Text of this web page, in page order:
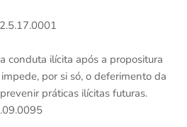
conduta ilícita após a propositura
por si só, o deferimento da
práticas ilícitas futuras.